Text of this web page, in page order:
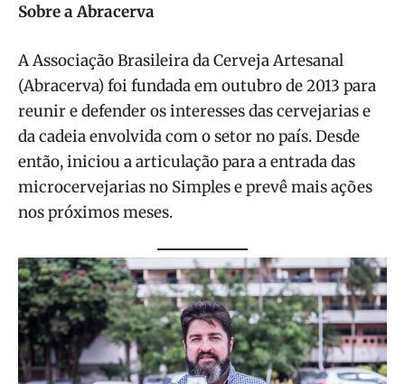
Sobre a Abracerva
A Associação Brasileira da Cerveja Artesanal
(Abracerva) foi fundada em outubro de 2013 para
reunir e defender os interesses das cervejarias e
da cadeia envolvida com o setor no país. Desde
então, iniciou a articulação para a entrada das
microcervejarias no Simples e prevê mais ações
nos próximos meses.